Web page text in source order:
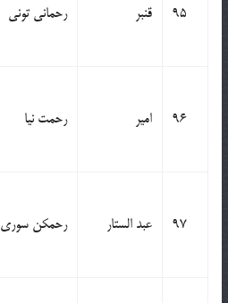
95 قنبر رحمانی تونی
96 امیر رحمت نیا
97 عبد الستار رحمکن سوری